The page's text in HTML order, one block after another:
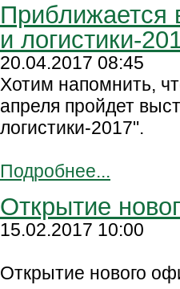
Приближается
и логистики-
20.04.2017 08:45
Хотим напомнить,
апреля пройдет
логистики-2017".
Подробнее...
Открытие
15.02.2017 10:00
Открытие нового